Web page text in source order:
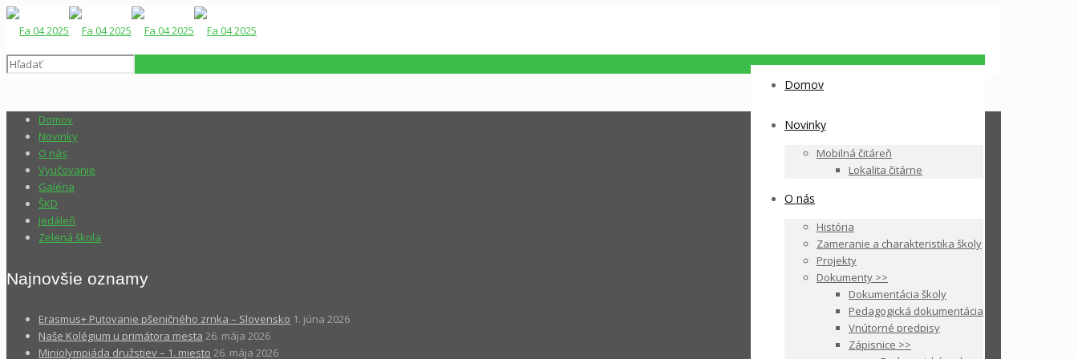
Domov
Novinky
Mobilná čitáreň
Lokalita čitárne
O nás
História
Zameranie a charakteristika školy
Projekty
Dokumenty >>
Dokumentácia školy
Pedagogická dokumentácia
Vnútorné predpisy
Zápisnice >>
Domov
Novinky
O nás
Vyučovanie
Galéria
ŠKD
Jedáleň
Zelená škola
Najnovšie oznamy
Erasmus+ Putovanie pšeničného zrnka – Slovensko 1. júna 2026
Naše Kolégium u primátora mesta 26. mája 2026
Miniolympiáda družstiev – 1. miesto 26. mája 2026